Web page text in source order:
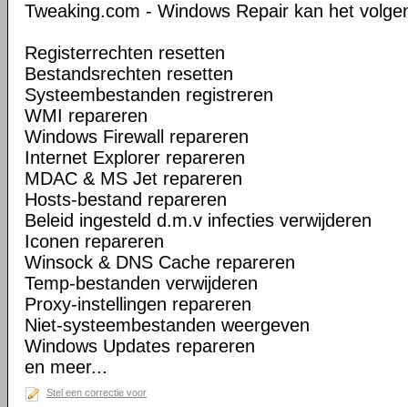
Tweaking.com - Windows Repair kan het
Registerrechten resetten
Bestandsrechten resetten
Systeembestanden registreren
WMI repareren
Windows Firewall repareren
Internet Explorer repareren
MDAC & MS Jet repareren
Hosts-bestand repareren
Beleid ingesteld d.m.v infecties verwijderen
Iconen repareren
Winsock & DNS Cache repareren
Temp-bestanden verwijderen
Proxy-instellingen repareren
Niet-systeembestanden weergeven
Windows Updates repareren
en meer...
Stel een correctie voor